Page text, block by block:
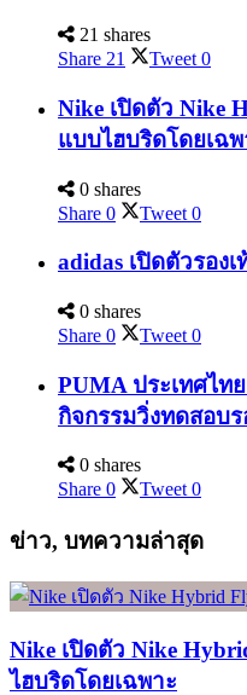
21 shares
Share 21 Tweet 0
Nike เปิดตัว Nike
แบบไฮบริดโดยเฉพ
0 shares
Share 0 Tweet 0
adidas เปิดตัวรอง
0 shares
Share 0 Tweet 0
PUMA ประเทศไท
กิจกรรมวิ่งทดสอบร
0 shares
Share 0 Tweet 0
ข่าว, บทความล่าสุด
Nike เปิดตัว Nike
ไฮบริดโดยเฉพาะ